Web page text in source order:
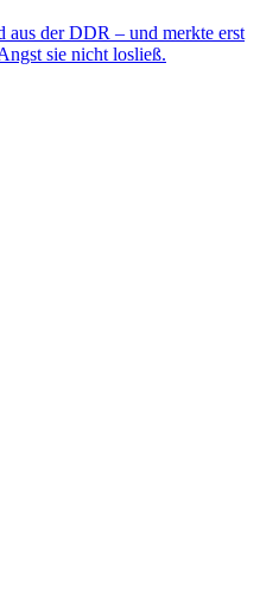
der DDR – und merkte erst
sie nicht losließ.